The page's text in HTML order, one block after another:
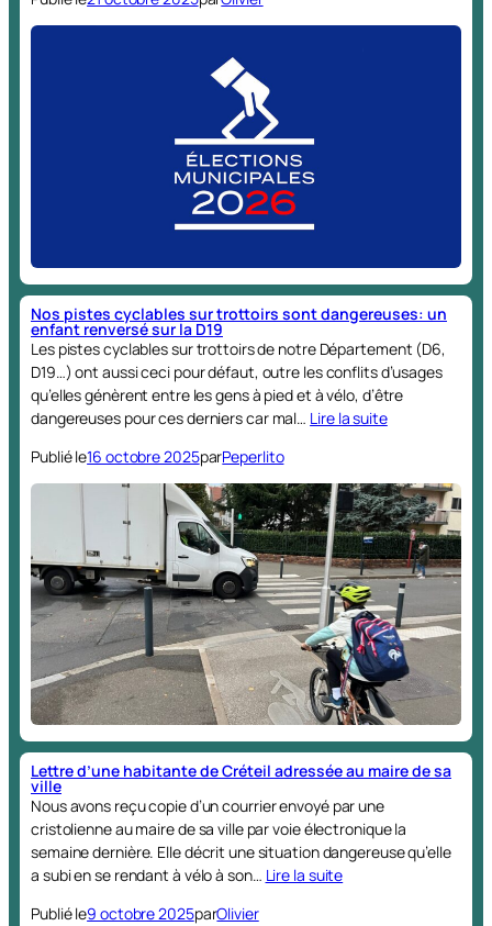
Nos pistes cyclables sur trottoirs sont dangereuses: un
enfant renversé sur la D19
Les pistes cyclables sur trottoirs de notre Département (D6,
D19…) ont aussi ceci pour défaut, outre les conflits d’usages
qu’elles génèrent entre les gens à pied et à vélo, d’être
dangereuses pour ces derniers car mal… Lire la suite
Publié le16 octobre 2025parPeperlito
Lettre d’une habitante de Créteil adressée au maire de sa
ville
Nous avons reçu copie d’un courrier envoyé par une
cristolienne au maire de sa ville par voie électronique la
semaine dernière. Elle décrit une situation dangereuse qu’elle
a subi en se rendant à vélo à son… Lire la suite
Publié le9 octobre 2025parOlivier